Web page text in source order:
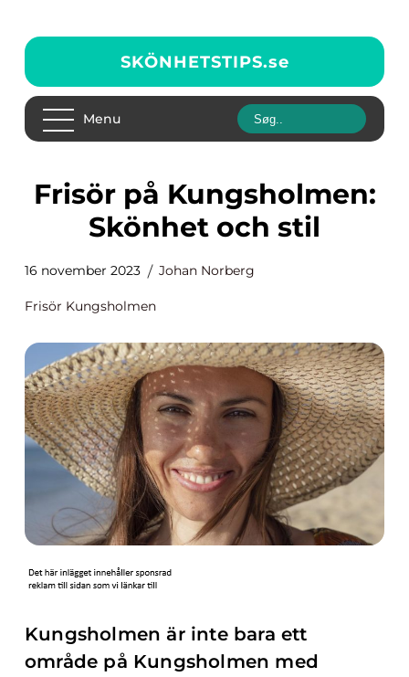
SKÖNHETSTIPS.se
Menu
Frisör på Kungsholmen:
Skönhet och stil
16 november 2023 Johan Norberg
Frisör Kungsholmen
Kungsholmen är inte bara ett
område på Kungsholmen med